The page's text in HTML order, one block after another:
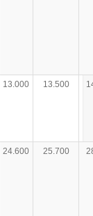
13.000 13.500
24.600 25.700